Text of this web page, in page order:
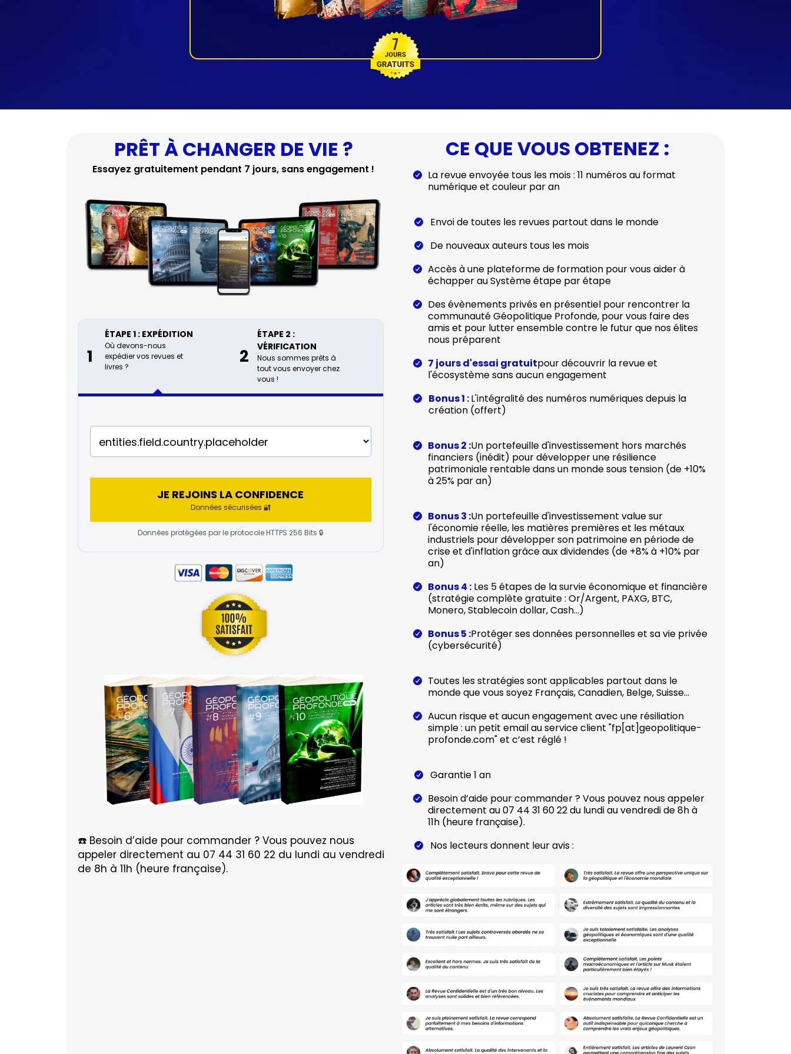
PRÊT À CHANGER DE VIE ?
Essayez gratuitement pendant 7 jours, sans engagement !
1
ÉTAPE 1 : EXPÉDITION
Où devons-nous
expédier vos revues et
livres ?
2
ÉTAPE 2 :
VÉRIFICATION
Nous sommes prêts à
tout vous envoyer chez
vous !
JE REJOINS LA CONFIDENCE
Données sécurisées 🔐
Données protégées par le protocole HTTPS 256 Bits 🔒
☎️ Besoin d’aide pour commander ? Vous pouvez nous
appeler directement au 07 44 31 60 22 du lundi au vendredi
de 8h à 11h (heure française).
CE QUE VOUS OBTENEZ :
La revue envoyée tous les mois : 11 numéros au format
numérique et couleur par an
Envoi de toutes les revues partout dans le monde
De nouveaux auteurs tous les mois
Accès à une plateforme de formation pour vous aider à
échapper au Système étape par étape
Des évènements privés en présentiel pour rencontrer la
communauté Géopolitique Profonde, pour vous faire des
amis et pour lutter ensemble contre le futur que nos élites
nous préparent
7 jours d'essai gratuitpour découvrir la revue et
l'écosystème sans aucun engagement
Bonus 1 :L'intégralité des numéros numériques depuis la
création (offert)
Bonus 2 :Un portefeuille d'investissement hors marchés
financiers (inédit) pour développer une résilience
patrimoniale rentable dans un monde sous tension (de +10%
à 25% par an)
Bonus 3 :Un portefeuille d'investissement value sur
l'économie réelle, les matières premières et les métaux
industriels pour développer son patrimoine en période de
crise et d'inflation grâce aux dividendes (de +8% à +10% par
an)
Bonus 4 :Les 5 étapes de la survie économique et financière
(stratégie complète gratuite : Or/Argent, PAXG, BTC,
Monero, Stablecoin dollar, Cash...)
Bonus 5 :Protéger ses données personnelles et sa vie privée
(cybersécurité)
Toutes les stratégies sont applicables partout dans le
monde que vous soyez Français, Canadien, Belge, Suisse...
Aucun risque et aucun engagement avec une résiliation
simple : un petit email au service client "fp[at]geopolitique-
profonde.com" et c’est réglé !
Garantie 1 an
Besoin d’aide pour commander ? Vous pouvez nous appeler
directement au 07 44 31 60 22 du lundi au vendredi de 8h à
11h (heure française).
Nos lecteurs donnent leur avis :